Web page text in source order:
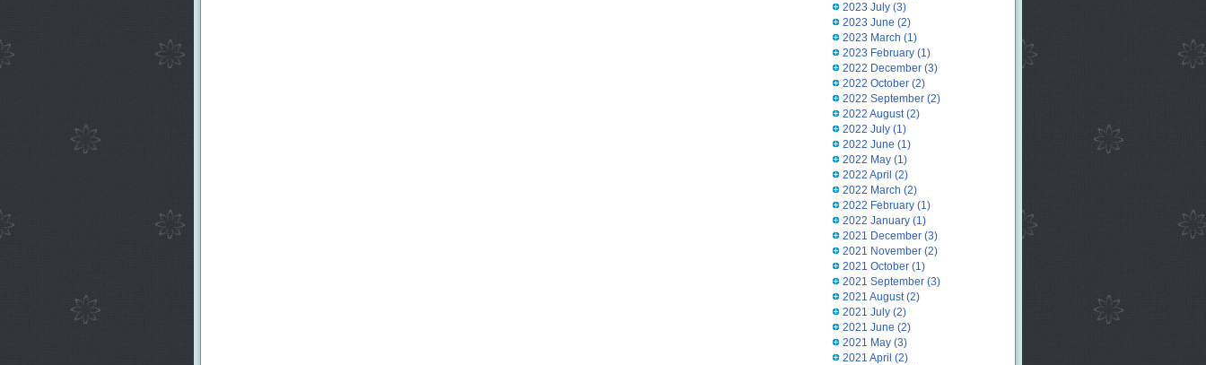
2023 July(3)
2023 June (2)
2023 March (1)
2023 February(1)
2022 December(3)
2022 October(2)
2022 September(2)
2022 August(2)
2022 July(1)
2022 June (1)
2022 May(1)
2022 April (2)
2022 March (2)
2022 February(1)
2022 January(1)
2021 December(3)
2021 November(2)
2021 October(1)
2021 September(3)
2021 August(2)
2021 July(2)
2021 June (2)
2021 May(3)
2021 April (2)